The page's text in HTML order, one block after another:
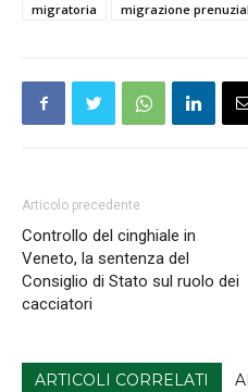
migratoria
migrazione
Articolo precedente
Controllo del cinghiale in
Veneto, la sentenza del
Consiglio di Stato sul ruolo dei
cacciatori
ARTICOLI CORRELATI